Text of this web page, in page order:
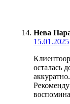
Нева
15.01.2025
осталась